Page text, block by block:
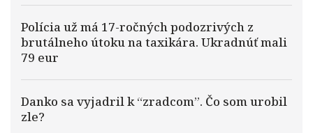
Polícia už má 17-ročných podozrivých z
brutálneho útoku na taxikára. Ukradnúť mali
79 eur
Danko sa vyjadril k “zradcom”. Čo som urobil
zle?